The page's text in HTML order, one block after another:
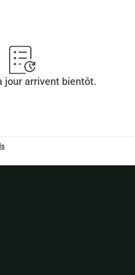
jour arrivent bientôt.